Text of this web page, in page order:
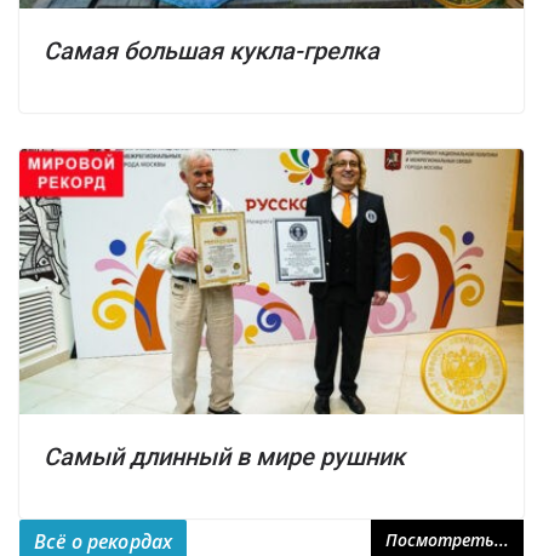
Самая большая кукла-грелка
Самый длинный в мире рушник
Всё о рекордах Посмотреть...